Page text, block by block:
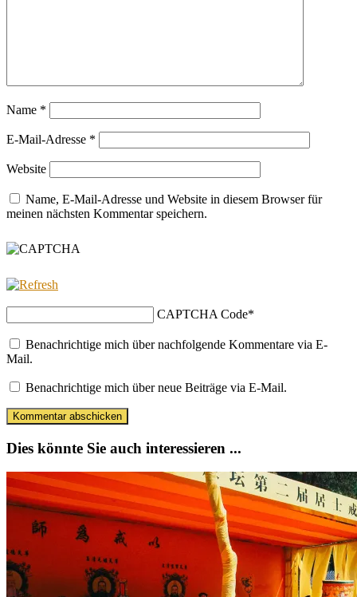
Name *
E-Mail-Adresse *
Website
Name, E-Mail-Adresse und Website in diesem Browser für
meinen nächsten Kommentar speichern.
CAPTCHA Code*
Benachrichtige mich über nachfolgende Kommentare via E-
Mail.
Benachrichtige mich über neue Beiträge via E-Mail.
Dies könnte Sie auch interessieren ...